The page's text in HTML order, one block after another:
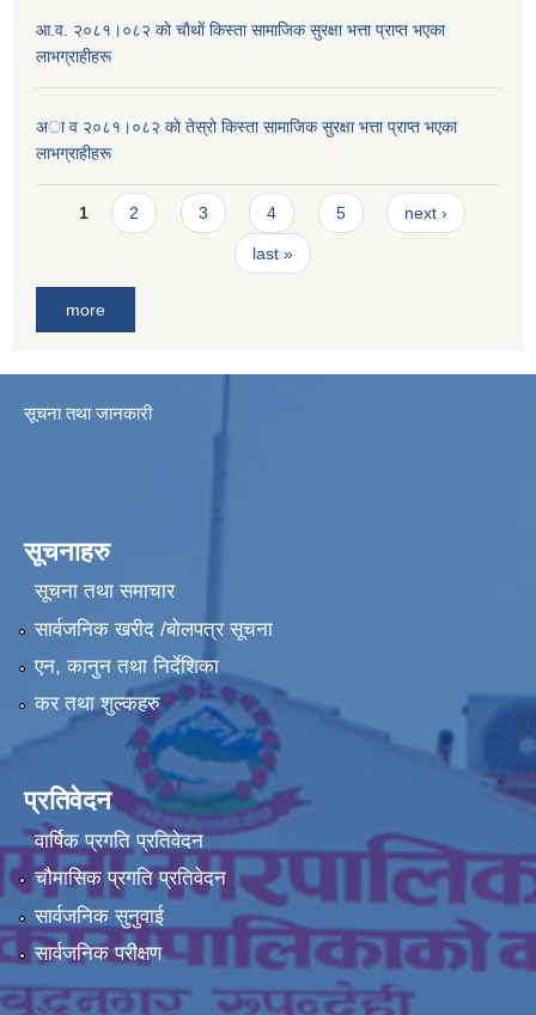
आ.व. २०८१।०८२ काे चाैथाें किस्ता सामाजिक सुरक्षा भत्ता प्राप्त भएका
लाभग्राहीहरू
अा व २०८१।०८२ काे तेस्राे किस्ता सामाजिक सुरक्षा भत्ता प्राप्त भएका
लाभग्राहीहरू
Pages
1 2 3 4 5 next ›
last »
more
सूचना तथा जानकारी
सूचनाहरु
सूचना तथा समाचार
सार्वजनिक खरीद /बोलपत्र सूचना
एन, कानुन तथा निर्देशिका
कर तथा शुल्कहरु
प्रतिवेदन
वार्षिक प्रगति प्रतिवेदन
चौमासिक प्रगति प्रतिवेदन
सार्वजनिक सुनुवाई
सार्वजनिक परीक्षण